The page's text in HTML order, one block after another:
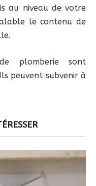
au niveau de votre
le contenu de
plomberie sont
peuvent subvenir à